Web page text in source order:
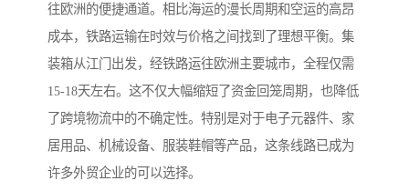
往欧洲的便捷通道。相比海运的漫长周期和空运的高昂
成本，铁路运输在时效与价格之间找到了理想平衡。集
装箱从江门出发，经铁路运往欧洲主要城市，全程仅需
15-18天左右。这不仅大幅缩短了资金回笼周期，也降低
了跨境物流中的不确定性。特别是对于电子元器件、家
居用品、机械设备、服装鞋帽等产品，这条线路已成为
许多外贸企业的可以选择。